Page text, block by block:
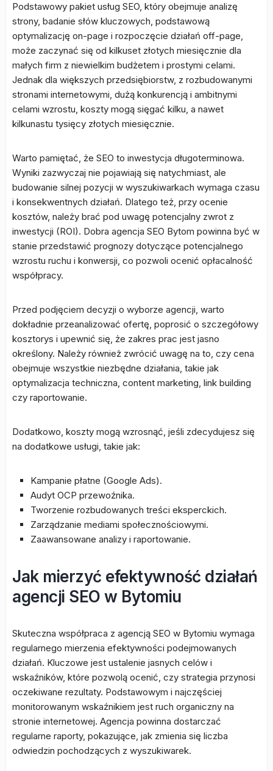
Podstawowy pakiet usług SEO, który obejmuje analizę
strony, badanie słów kluczowych, podstawową
optymalizację on-page i rozpoczęcie działań off-page,
może zaczynać się od kilkuset złotych miesięcznie dla
małych firm z niewielkim budżetem i prostymi celami.
Jednak dla większych przedsiębiorstw, z rozbudowanymi
stronami internetowymi, dużą konkurencją i ambitnymi
celami wzrostu, koszty mogą sięgać kilku, a nawet
kilkunastu tysięcy złotych miesięcznie.
Warto pamiętać, że SEO to inwestycja długoterminowa.
Wyniki zazwyczaj nie pojawiają się natychmiast, ale
budowanie silnej pozycji w wyszukiwarkach wymaga czasu
i konsekwentnych działań. Dlatego też, przy ocenie
kosztów, należy brać pod uwagę potencjalny zwrot z
inwestycji (ROI). Dobra agencja SEO Bytom powinna być w
stanie przedstawić prognozy dotyczące potencjalnego
wzrostu ruchu i konwersji, co pozwoli ocenić opłacalność
współpracy.
Przed podjęciem decyzji o wyborze agencji, warto
dokładnie przeanalizować ofertę, poprosić o szczegółowy
kosztorys i upewnić się, że zakres prac jest jasno
określony. Należy również zwrócić uwagę na to, czy cena
obejmuje wszystkie niezbędne działania, takie jak
optymalizacja techniczna, content marketing, link building
czy raportowanie.
Dodatkowo, koszty mogą wzrosnąć, jeśli zdecydujesz się
na dodatkowe usługi, takie jak:
Kampanie płatne (Google Ads).
Audyt OCP przewoźnika.
Tworzenie rozbudowanych treści eksperckich.
Zarządzanie mediami społecznościowymi.
Zaawansowane analizy i raportowanie.
Jak mierzyć efektywność działań
agencji SEO w Bytomiu
Skuteczna współpraca z agencją SEO w Bytomiu wymaga
regularnego mierzenia efektywności podejmowanych
działań. Kluczowe jest ustalenie jasnych celów i
wskaźników, które pozwolą ocenić, czy strategia przynosi
oczekiwane rezultaty. Podstawowym i najczęściej
monitorowanym wskaźnikiem jest ruch organiczny na
stronie internetowej. Agencja powinna dostarczać
regularne raporty, pokazujące, jak zmienia się liczba
odwiedzin pochodzących z wyszukiwarek.